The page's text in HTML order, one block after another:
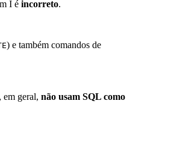
I é incorreto.
) e também comandos de
em geral, não usam SQL como